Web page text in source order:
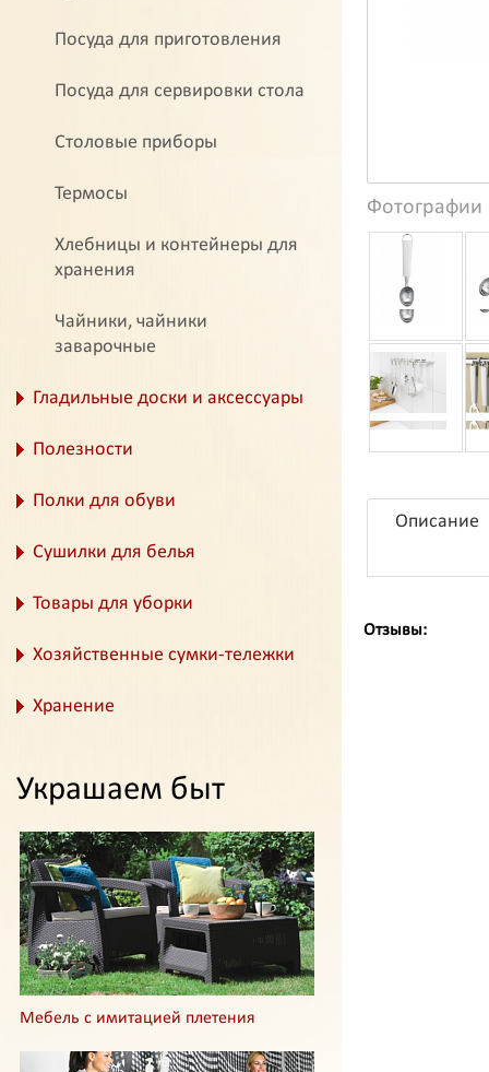
Посуда для приготовления
Посуда для сервировки стола
Столовые приборы
Термосы
Хлебницы и контейнеры для
хранения
Чайники, чайники
заварочные
Гладильные доски и аксессуары
Полезности
Полки для обуви
Сушилки для белья
Товары для уборки
Хозяйственные сумки-тележки
Хранение
Украшаем быт
Мебель с имитацией плетения
Фотографии
Описание
Отзывы: